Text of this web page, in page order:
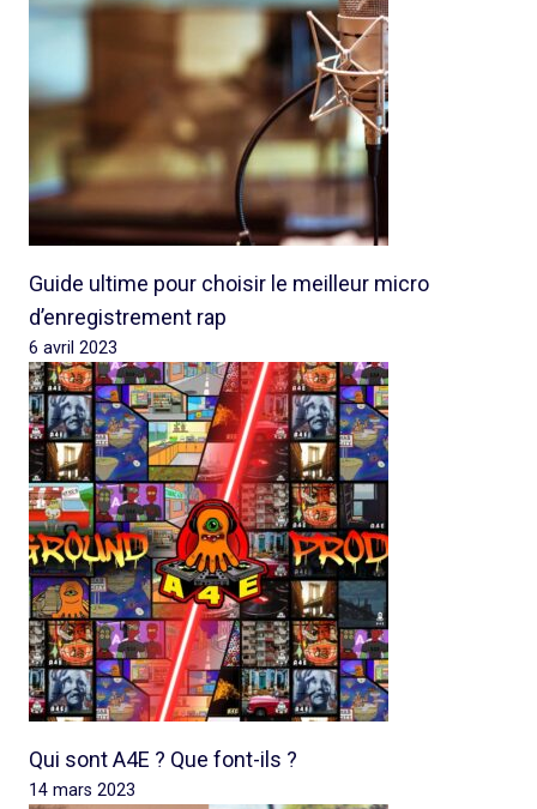
Guide ultime pour choisir le meilleur micro
d’enregistrement rap
6 avril 2023
Qui sont A4E ? Que font-ils ?
14 mars 2023